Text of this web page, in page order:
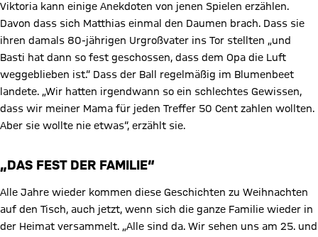
Viktoria kann einige Anekdoten von jenen Spielen erzählen.
Davon dass sich Matthias einmal den Daumen brach. Dass sie
ihren damals 80-jährigen Urgroßvater ins Tor stellten „und
Basti hat dann so fest geschossen, dass dem Opa die Luft
weggeblieben ist.“ Dass der Ball regelmäßig im Blumenbeet
landete. „Wir hatten irgendwann so ein schlechtes Gewissen,
dass wir meiner Mama für jeden Treffer 50 Cent zahlen wollten.
Aber sie wollte nie etwas“, erzählt sie.
„DAS FEST DER FAMILIE“
Alle Jahre wieder kommen diese Geschichten zu Weihnachten
auf den Tisch, auch jetzt, wenn sich die ganze Familie wieder in
der Heimat versammelt. „Alle sind da. Wir sehen uns am 25. und